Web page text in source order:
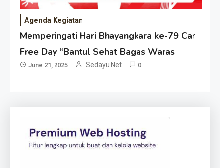
Agenda Kegiatan
Memperingati Hari Bhayangkara ke-79 Car
Free Day “Bantul Sehat Bagas Waras
June 21, 2025 Sedayu Net 0